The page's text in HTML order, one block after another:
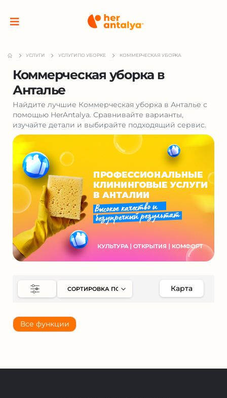
УСЛУГИ УСЛУГИ ПО УБОРКЕ КОММЕРЧЕСКАЯ УБОРКА
Коммерческая уборка в
Анталье
Найдите лучшие Коммерческая уборка в Анталье с
помощью HerAntalya. Сравнивайте варианты,
изучайте детали и выбирайте подходящий сервис.
Карта
Все функции